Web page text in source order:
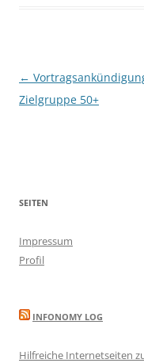
Beitragsnavigation
←
Zielgruppe 50+
SEITEN
Impressum
Profil
INFONOMY LOG
Hilfreiche Internetseiten